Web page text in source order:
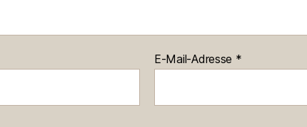
E-Mail-Adresse *